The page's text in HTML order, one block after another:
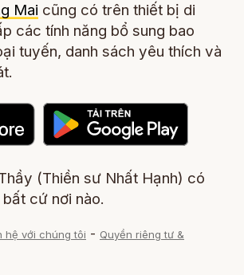
Mai cũng có trên thiết bị di
các tính năng bổ sung bao
tuyến, danh sách yêu thích và
(Thiền sư Nhất Hạnh) có
cứ nơi nào.
hệ với chúng tôi - Quyền riêng tư &